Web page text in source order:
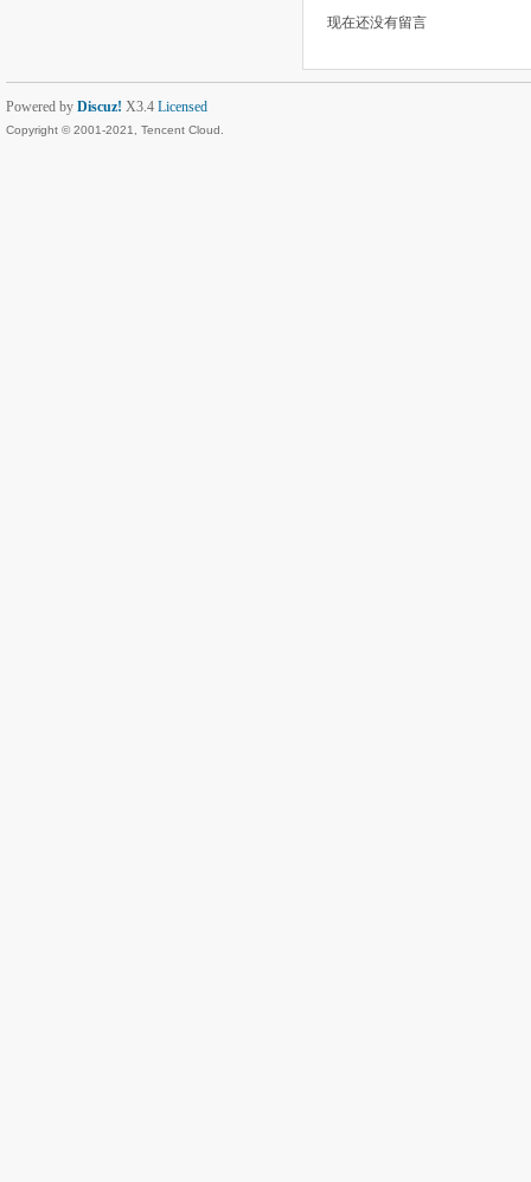
现在还没有留言
Powered by Discuz! X3.4 Licensed
Copyright © 2001-2021, Tencent Cloud.